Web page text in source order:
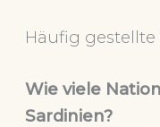
Häufig gestellte
Wie viele
Sardinien?